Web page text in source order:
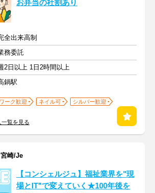
お弁当の社割あり
全出来高制
務委託
2日以上 1日2時間以上
鍋駅
ーク歓迎 ネイル可
シルバー歓迎
覧を見る
崎/Je
【コンシェルジュ】福祉業界を"現
場とIT"で変えていく★100年後を